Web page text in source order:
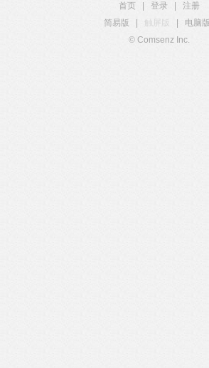
首页 登录
注册
简易版
触屏版 电脑版
© Comsenz Inc.